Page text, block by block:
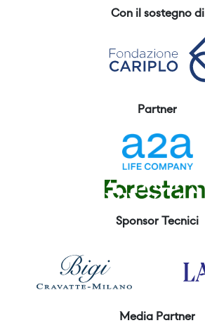
Con il sostegno di
Partner
Sponsor Tecnici
Media Partner